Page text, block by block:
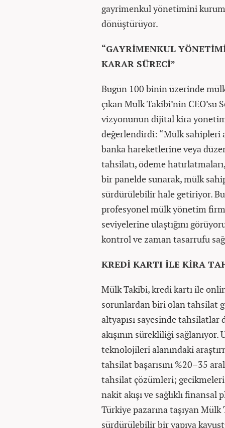
gayrimenkul yönetimini
dönüştürüyor.
“GAYRİMENKUL
KARAR SÜRECİ”
Bugün 100 binin üzerinde
çıkan Mülk Takibi’nin
vizyonunun dijital kira
değerlendirdi: “Mülk sahipleri
banka hareketlerine veya
tahsilatı, ödeme
bir panelde sunarak, mülk
sürdürülebilir hale getiriyor.
profesyonel mülk yönetim
seviyelerine ulaştığını
kontrol ve zaman tasarrufu
KREDİ KARTI İLE KİRA
Mülk Takibi, kredi kartı ile
sorunlardan biri olan tahsilat
altyapısı sayesinde
akışının sürekliliği
teknolojileri alanındaki
tahsilat başarısını %20–35
tahsilat çözümleri;
nakit akışı ve sağlıklı
Türkiye pazarına taşıyan Mülk
sürdürülebilir bir yapıya